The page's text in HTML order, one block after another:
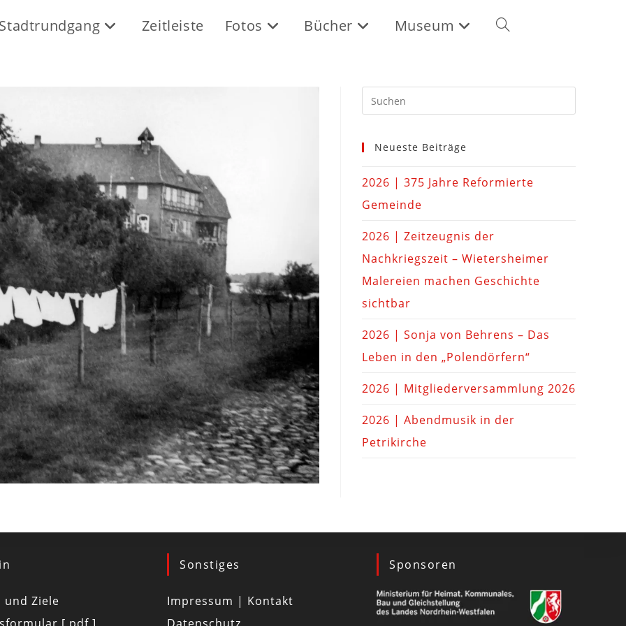
Zeitleiste Fotos Bücher Museum
Neueste Beiträge
2026 | 375 Jahre Reformierte
Gemeinde
2026 | Zeitzeugnis der
Nachkriegszeit – Wietersheimer
Malereien machen Geschichte
sichtbar
2026 | Sonja von Behrens – Das
Leben in den „Polendörfern“
2026 | Mitgliederversammlung 2026
2026 | Abendmusik in der
Petrikirche
und Ziele
Sonstiges
Impressum | Kontakt
Sponsoren